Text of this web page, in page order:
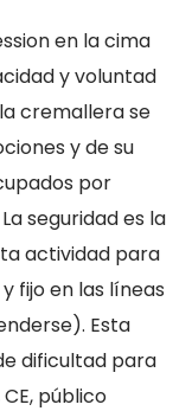
en la cima
y voluntad
cremallera se
y de su
por
seguridad es la
actividad para
fijo en las líneas
Esta
dificultad para
público